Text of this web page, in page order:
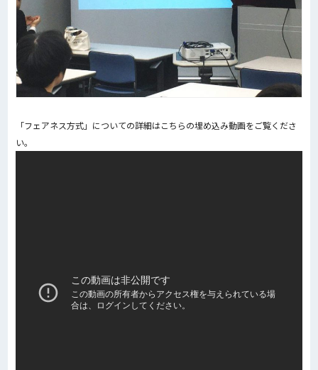
「フェアネス方式」についての詳細はこちらの埋め込み動画をご覧くださ
い。